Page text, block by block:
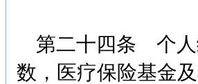
第二十四条 个人
数，医疗保险基金